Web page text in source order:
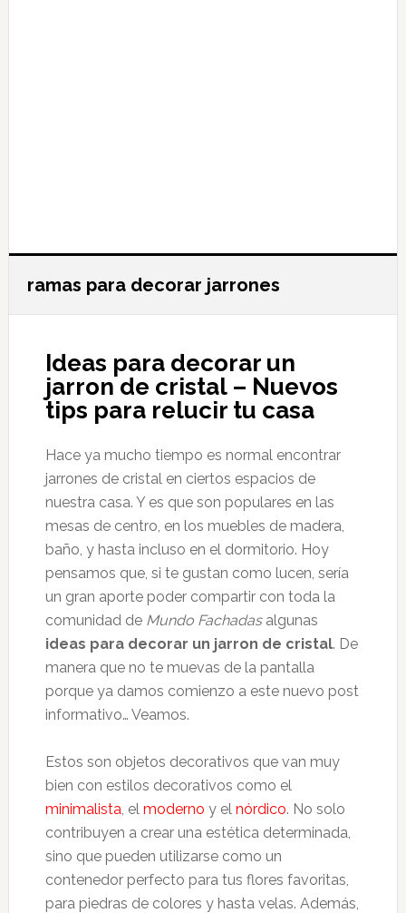
ramas para decorar jarrones
Ideas para decorar un
jarron de cristal – Nuevos
tips para relucir tu casa
Hace ya mucho tiempo es normal encontrar
jarrones de cristal en ciertos espacios de
nuestra casa. Y es que son populares en las
mesas de centro, en los muebles de madera,
baño, y hasta incluso en el dormitorio. Hoy
pensamos que, si te gustan como lucen, sería
un gran aporte poder compartir con toda la
comunidad de Mundo Fachadasalgunas
ideas para decorar un jarron de cristal. De
manera que no te muevas de la pantalla
porque ya damos comienzo a este nuevo post
informativo… Veamos.
Estos son objetos decorativos que van muy
bien con estilos decorativos como el
minimalista, el moderno y el nórdico. No solo
contribuyen a crear una estética determinada,
sino que pueden utilizarse como un
contenedor perfecto para tus flores favoritas,
para piedras de colores y hasta velas. Además,